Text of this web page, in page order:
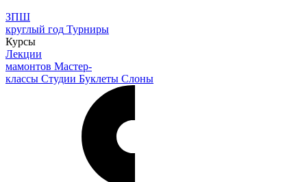
ЗПШ
круглый год Турниры
Курсы
Лекции
мамонтов Мастер-
классы Студии Буклеты Слоны